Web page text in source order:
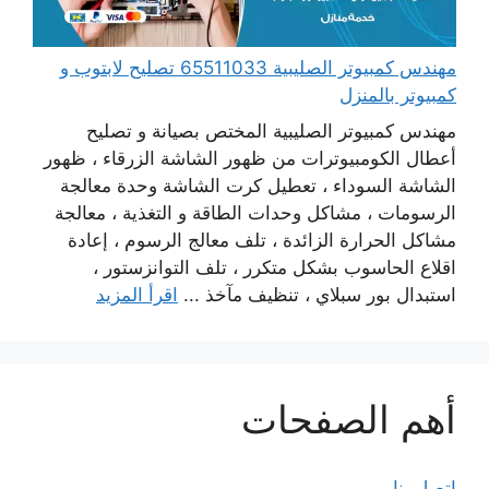
مهندس كمبيوتر الصليبية 65511033 تصليح لابتوب و
كمبيوتر بالمنزل
مهندس كمبيوتر الصليبية المختص بصيانة و تصليح
أعطال الكومبيوترات من ظهور الشاشة الزرقاء ، ظهور
الشاشة السوداء ، تعطيل كرت الشاشة وحدة معالجة
الرسومات ، مشاكل وحدات الطاقة و التغذية ، معالجة
مشاكل الحرارة الزائدة ، تلف معالج الرسوم ، إعادة
اقلاع الحاسوب بشكل متكرر ، تلف التوانزستور ،
استبدال بور سبلاي ، تنظيف مآخذ ... اقرأ المزيد
أهم الصفحات